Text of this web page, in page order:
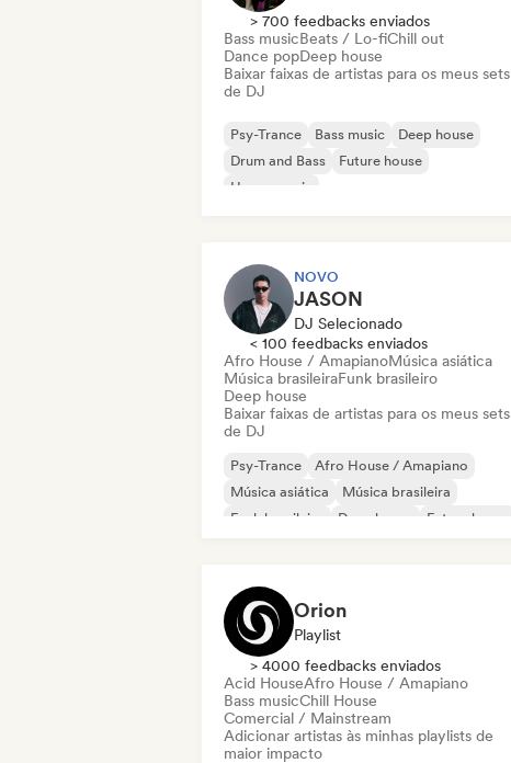
> 700 feedbacks enviados
Bass musicBeats / Lo-fiChill out
Dance popDeep house
Baixar faixas de artistas para os meus sets
de DJ
Psy-Trance Bass music
Deep house
Drum and Bass
Future house
House music
NOVO
JASON
DJ Selecionado
< 100 feedbacks enviados
Afro House / AmapianoMúsica asiática
Música brasileiraFunk brasileiro
Deep house
Baixar faixas de artistas para os meus sets
de DJ
Psy-Trance
Afro House / Amapiano
Música asiática
Música brasileira
Funk brasileiro
Deep house
Future house
Orion
Playlist
> 4000 feedbacks enviados
Acid HouseAfro House / Amapiano
Bass musicChill House
Comercial / Mainstream
Adicionar artistas às minhas playlists de
maior impacto